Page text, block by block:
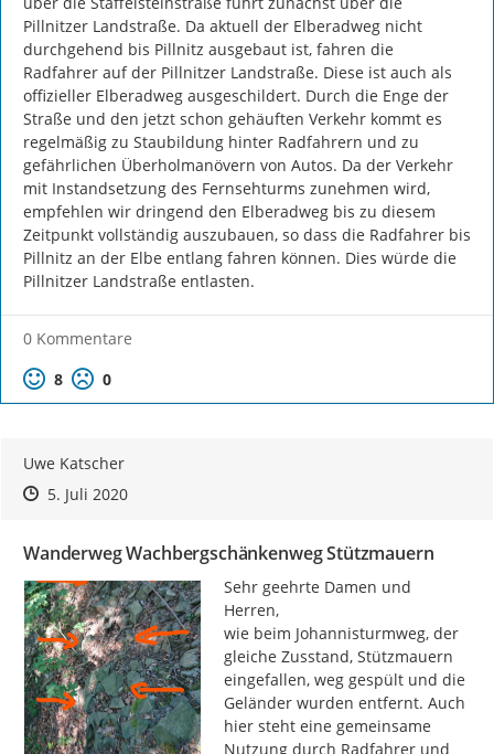
Pillnitzer Landstraße. Da aktuell der Elberadweg nicht
durchgehend bis Pillnitz ausgebaut ist, fahren die
Radfahrer auf der Pillnitzer Landstraße. Diese ist auch als
offizieller Elberadweg ausgeschildert. Durch die Enge der
Straße und den jetzt schon gehäuften Verkehr kommt es
regelmäßig zu Staubildung hinter Radfahrern und zu
gefährlichen Überholmanövern von Autos. Da der Verkehr
mit Instandsetzung des Fernsehturms zunehmen wird,
empfehlen wir dringend den Elberadweg bis zu diesem
Zeitpunkt vollständig auszubauen, so dass die Radfahrer bis
Pillnitz an der Elbe entlang fahren können. Dies würde die
Pillnitzer Landstraße entlasten.
0 Kommentare
Positive Bewertung
8 Negative Bewertung
0
Uwe Katscher
Zeitpunkt des Erstellens
Zeitpunkt des Erstellens
5. Juli 2020Zur Äußerung
Wanderweg Wachbergschänkenweg Stützmauern
Sehr geehrte Damen und
Herren,
wie beim Johannisturmweg, der
gleiche Zusstand, Stützmauern
eingefallen, weg gespült und die
Geländer wurden entfernt. Auch
hier steht eine gemeinsame
Nutzung durch Radfahrer und